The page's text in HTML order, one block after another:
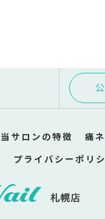
当サロンの特徴 痛
プライバシーポリ